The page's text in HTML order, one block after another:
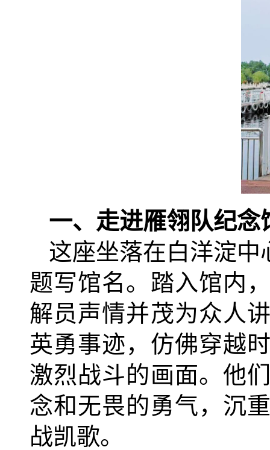
一、走进雁翎队纪
这座坐落在白洋淀
题写馆名。踏入馆内
解员声情并茂为众人
英勇事迹，仿佛穿越
激烈战斗的画面。他
念和无畏的勇气，沉
战凯歌。